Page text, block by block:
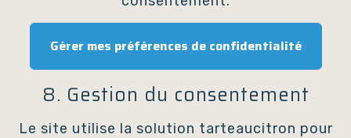
Gérer mes préférences de confidentialité
8. Gestion du consentement
Le site utilise la solution tarteaucitron pour